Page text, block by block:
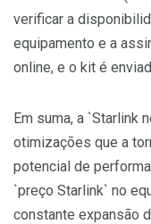
verificar a
equipamento e a
online, e o kit é
Em suma, a `Starlink
otimizações que a
potencial de
`preço Starlink` no
constante expansão